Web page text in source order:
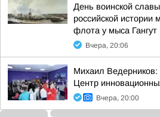
День воинской
российской истории
флота у мыса Гангут
Вчера, 20:06
Михаил
Центр
Вчера, 20:00